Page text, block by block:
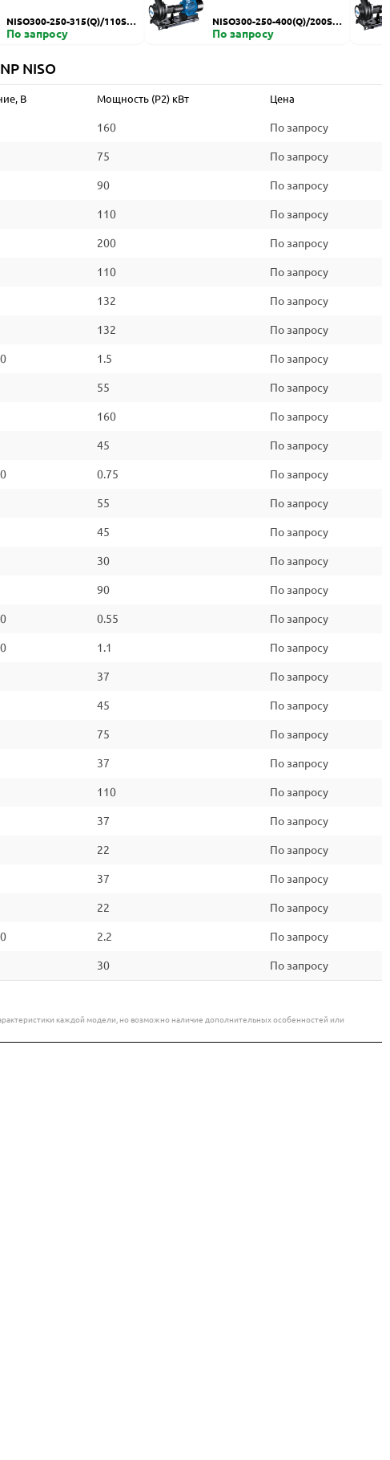
NISO300-250-315(Q)/110SW
HZDI
По запросу
NISO300-250-400(Q)/200SW
HZDI
По запросу
NISO
В Мощность (P2) кВт Цена
160 По запросу
75 По запросу
90 По запросу
110 По запросу
200 По запросу
110 По запросу
132 По запросу
132 По запросу
1.5 По запросу
55 По запросу
160 По запросу
45 По запросу
0.75 По запросу
55 По запросу
45 По запросу
30 По запросу
90 По запросу
0.55 По запросу
1.1 По запросу
37 По запросу
45 По запросу
75 По запросу
37 По запросу
110 По запросу
37 По запросу
22 По запросу
37 По запросу
22 По запросу
2.2 По запросу
30 По запросу
каждой модели, но возможно наличие дополнительных особенностей или